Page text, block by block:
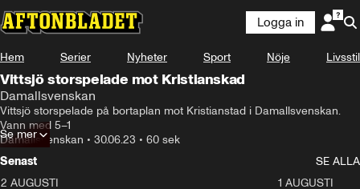
Logga in
Hem Serier Nyheter Sport Nöje Livsstil
Vittsjö storspelade mot Kristianskad
Damallsvenskan
Vittsjö storspelade på bortaplan mot Kristianstad i Damallsvenskan.
Vann med 5–1
Damallsvenskan • 30.06.23 • 60 sek
Se mer
Senast
SE ALLA
2 AUGUSTI 1 AUGUSTI